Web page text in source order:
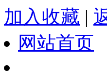
加入收藏 |
网站首页